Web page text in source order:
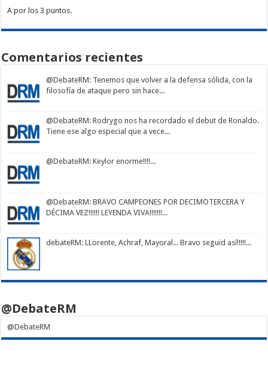
A por los 3 puntos.
Comentarios recientes
@DebateRM: Tenemos que volver a la defensa sólida, con la
filosofía de ataque pero sin hace...
@DebateRM: Rodrygo nos ha recordado el debut de Ronaldo.
Tiene ese algo especial que a vece...
@DebateRM: Keylor enorme!!!!...
@DebateRM: BRAVO CAMPEONES POR DECIMOTERCERA Y
DÉCIMA VEZ!!!!!! LEYENDA VIVA!!!!!!!...
debateRM: LLorente, Achraf, Mayoral... Bravo seguid así!!!!!...
@DebateRM
@DebateRM